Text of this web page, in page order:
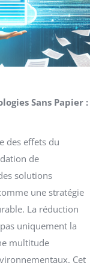
Sans Papier :
des effets du
de
solutions
une stratégie
La réduction
uniquement la
multitude
Cet